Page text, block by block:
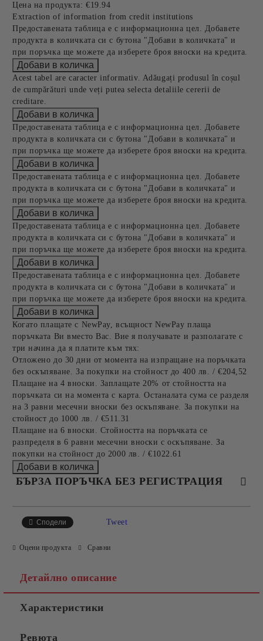
Цена на продукта: €19.94
Extraction of information from credit institutions
Предоставената таблица е с информационна цел. Добавете
продукта в количката си с бутона "Добави в количката" и
при поръчка ще можете да изберете броя вноски на кредита.
Acest tabel are caracter informativ. Adăugați produsul în coșul
de cumpărături unde veți putea selecta detaliile cererii de
creditare.
Предоставената таблица е с информационна цел. Добавете
продукта в количката си с бутона "Добави в количката" и
при поръчка ще можете да изберете броя вноски на кредита.
Предоставената таблица е с информационна цел. Добавете
продукта в количката си с бутона "Добави в количката" и
при поръчка ще можете да изберете броя вноски на кредита.
Предоставената таблица е с информационна цел. Добавете
продукта в количката си с бутона "Добави в количката" и
при поръчка ще можете да изберете броя вноски на кредита.
Предоставената таблица е с информационна цел. Добавете
продукта в количката си с бутона "Добави в количката" и
при поръчка ще можете да изберете броя вноски на кредита.
Когато плащате с NewPay, всъщност NewPay плаща
поръчката Ви вместо Вас. Вие я получавате и разполагате с
три начина да я платите към тях:
Отложено до 30 дни от момента на изпращане на поръчката
без оскъпяване. За покупки на стойност до 400 лв. / €204,52
Плащане на 4 вноски. Заплащате 20% от стойността на
поръчката си на момента с карта. Останалата сума се разделя
на 3 равни месечни вноски без оскъпяване. За покупки на
стойност до 1000 лв. / €511.31
Плащане на 6 вноски. Стойността на поръчката се
разпределя в 6 равни месечни вноски с оскъпяване. За
покупки на стойност до 2000 лв. / €1022.61
БЪРЗА ПОРЪЧКА БЕЗ РЕГИСТРАЦИЯ
Ние ще се свържем с вас в рамките на работния ден.
Сподели Tweet
Оцени продукта Сравни
Детайлно описание
Характеристики
Ревюта